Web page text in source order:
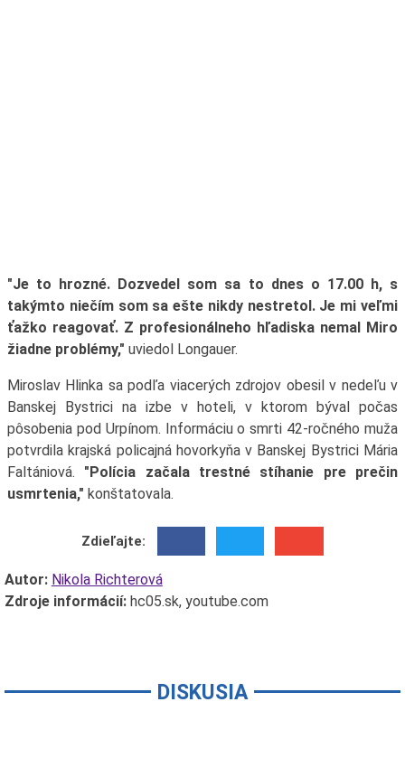
"Je to hrozné. Dozvedel som sa to dnes o 17.00 h, s
takýmto niečím som sa ešte nikdy nestretol. Je mi veľmi
ťažko reagovať. Z profesionálneho hľadiska nemal Miro
žiadne problémy," uviedol Longauer.
Miroslav Hlinka sa podľa viacerých zdrojov obesil v nedeľu v
Banskej Bystrici na izbe v hoteli, v ktorom býval počas
pôsobenia pod Urpínom. Informáciu o smrti 42-ročného muža
potvrdila krajská policajná hovorkyňa v Banskej Bystrici Mária
Faltániová. "Polícia začala trestné stíhanie pre prečin
usmrtenia," konštatovala.
Zdieľajte:
Autor: Nikola Richterová
Zdroje informácií:hc05.sk, youtube.com
DISKUSIA